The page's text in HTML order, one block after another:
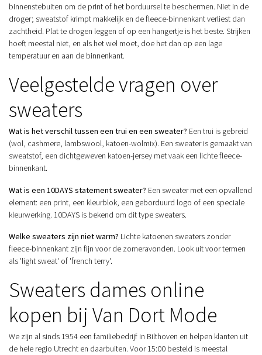
binnenstebuiten om de print of het borduursel te beschermen. Niet in de
droger; sweatstof krimpt makkelijk en de fleece-binnenkant verliest dan
zachtheid. Plat te drogen leggen of op een hangertje is het beste. Strijken
hoeft meestal niet, en als het wel moet, doe het dan op een lage
temperatuur en aan de binnenkant.
Veelgestelde vragen over
sweaters
Wat is het verschil tussen een trui en een sweater? Een trui is gebreid
(wol, cashmere, lambswool, katoen-wolmix). Een sweater is gemaakt van
sweatstof, een dichtgeweven katoen-jersey met vaak een lichte fleece-
binnenkant.
Wat is een 10DAYS statement sweater? Een sweater met een opvallend
element: een print, een kleurblok, een geborduurd logo of een speciale
kleurwerking. 10DAYS is bekend om dit type sweaters.
Welke sweaters zijn niet warm? Lichte katoenen sweaters zonder
fleece-binnenkant zijn fijn voor de zomeravonden. Look uit voor termen
als 'light sweat' of 'french terry'.
Sweaters dames online
kopen bij Van Dort Mode
We zijn al sinds 1954 een familiebedrijf in Bilthoven en helpen klanten uit
de hele regio Utrecht en daarbuiten. Voor 15:00 besteld is meestal